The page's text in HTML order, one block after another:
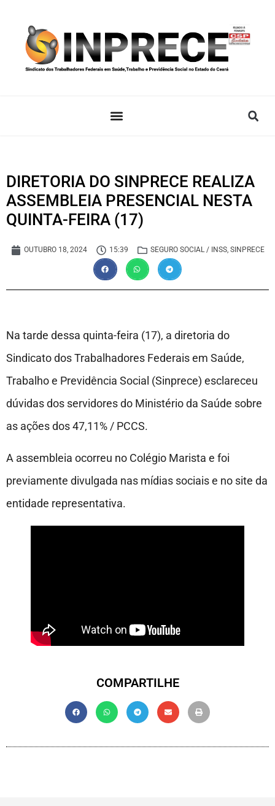
DIRETORIA DO SINPRECE REALIZA
ASSEMBLEIA PRESENCIAL NESTA
QUINTA-FEIRA (17)
OUTUBRO 18, 2024 15:39 SEGURO SOCIAL / INSS, SINPRECE
Na tarde dessa quinta-feira (17), a diretoria do
Sindicato dos Trabalhadores Federais em Saúde,
Trabalho e Previdência Social (Sinprece) esclareceu
dúvidas dos servidores do Ministério da Saúde sobre
as ações dos 47,11% / PCCS.
A assembleia ocorreu no Colégio Marista e foi
previamente divulgada nas mídias sociais e no site da
entidade representativa.
COMPARTILHE